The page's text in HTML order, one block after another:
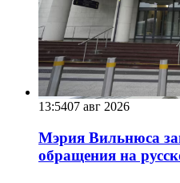
13:5407 авг 2026
Мэрия Вильнюса
обращения на